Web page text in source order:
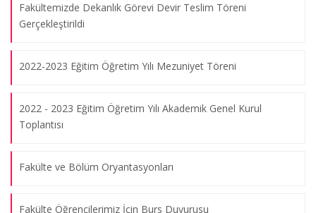
Fakültemizde Dekanlık Görevi Devir Teslim Töreni
Gerçekleştirildi
2022-2023 Eğitim Öğretim Yılı Mezuniyet Töreni
2022 - 2023 Eğitim Öğretim Yılı Akademik Genel Kurul
Toplantısı
Fakülte ve Bölüm Oryantasyonları
Fakülte Öğrencilerimiz İçin Burs Duyurusu
Türk Dış Politikası ve Dışişleri Bakanlığında Kariyer İmkanları
Geleceğin Türkiye'sinde Vergi Müfettişliği